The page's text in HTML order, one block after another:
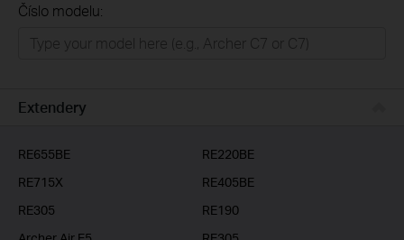
Business
Číslo modelu:
Extendery
RE655BE
RE220BE
RE715X
RE405BE
RE305
RE190